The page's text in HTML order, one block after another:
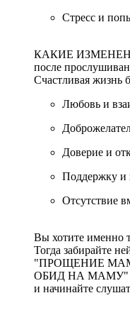
Стресс и
КАКИЕ
после
Счастливая жизнь
Любовь и
Доверие и
Поддержку и
Отсутствие
Вы хотите именно
Тогда забирайте
"ПРОЩЕНИЕ
ОБИД НА МАМУ"
и начинайте